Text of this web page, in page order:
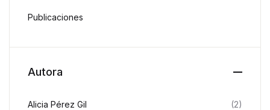
Publicaciones
Autora
Alicia Pérez Gil (2)